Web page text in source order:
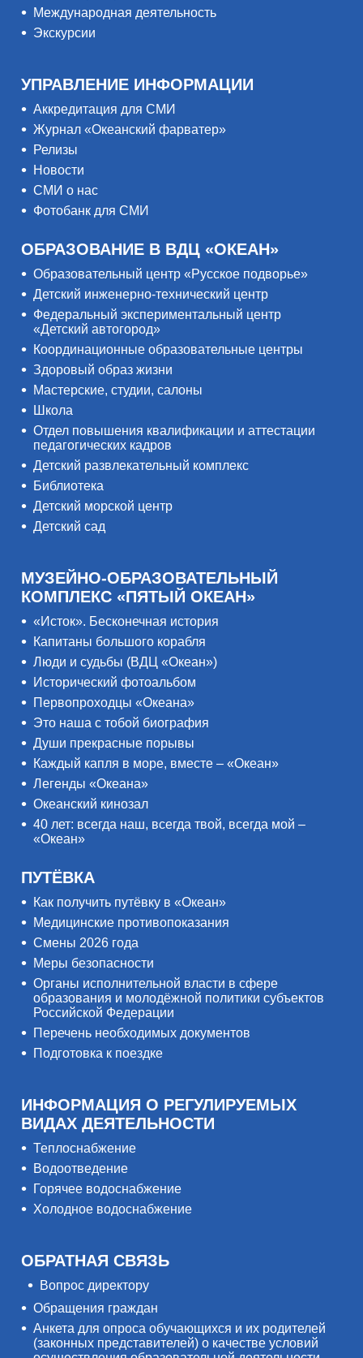
Международная деятельность
Экскурсии
УПРАВЛЕНИЕ ИНФОРМАЦИИ
Аккредитация для СМИ
Журнал «Океанский фарватер»
Релизы
Новости
СМИ о нас
Фотобанк для СМИ
ОБРАЗОВАНИЕ В ВДЦ «ОКЕАН»
Образовательный центр «Русское подворье»
Детский инженерно-технический центр
Федеральный экспериментальный центр
«Детский автогород»
Координационные образовательные центры
Здоровый образ жизни
Мастерские, студии, салоны
Школа
Отдел повышения квалификации и аттестации
педагогических кадров
Детский развлекательный комплекс
Библиотека
Детский морской центр
Детский сад
МУЗЕЙНО-ОБРАЗОВАТЕЛЬНЫЙ
КОМПЛЕКС «ПЯТЫЙ ОКЕАН»
«Исток». Бесконечная история
Капитаны большого корабля
Люди и судьбы (ВДЦ «Океан»)
Исторический фотоальбом
Первопроходцы «Океана»
Это наша с тобой биография
Души прекрасные порывы
Каждый капля в море, вместе – «Океан»
Легенды «Океана»
Океанский кинозал
40 лет: всегда наш, всегда твой, всегда мой –
«Океан»
ПУТЁВКА
Как получить путёвку в «Океан»
Медицинские противопоказания
Смены 2026 года
Меры безопасности
Органы исполнительной власти в сфере
образования и молодёжной политики субъектов
Российской Федерации
Перечень необходимых документов
Подготовка к поездке
ИНФОРМАЦИЯ О РЕГУЛИРУЕМЫХ
ВИДАХ ДЕЯТЕЛЬНОСТИ
Теплоснабжение
Водоотведение
Горячее водоснабжение
Холодное водоснабжение
ОБРАТНАЯ СВЯЗЬ
Вопрос директору
Обращения граждан
Анкета для опроса обучающихся и их родителей
(законных представителей) о качестве условий